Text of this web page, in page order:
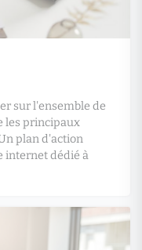
sur l'ensemble de
les principaux
plan d'action
internet dédié à